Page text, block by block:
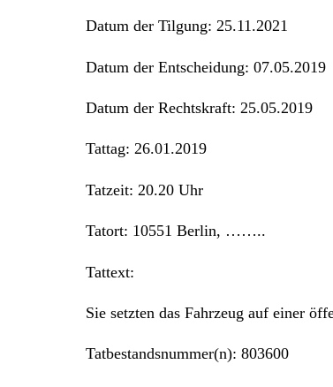
Datum der Tilgung: 25.11.2021
Datum der Entscheidung: 07.05.2019
Datum der Rechtskraft: 25.05.2019
Tattag: 26.01.2019
Tatzeit: 20.20 Uhr
Tatort: 10551 Berlin, ……..
Tattext:
Sie setzten das Fahrzeug auf einer
Tatbestandsnummer(n): 803600